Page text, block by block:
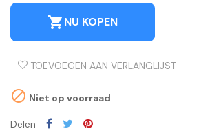
shopping_cartNU KOPEN
TOEVOEGEN AAN VERLANGLIJST
 Niet op voorraad
Delen